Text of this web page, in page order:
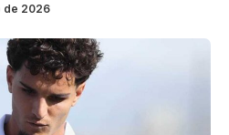
de 2026